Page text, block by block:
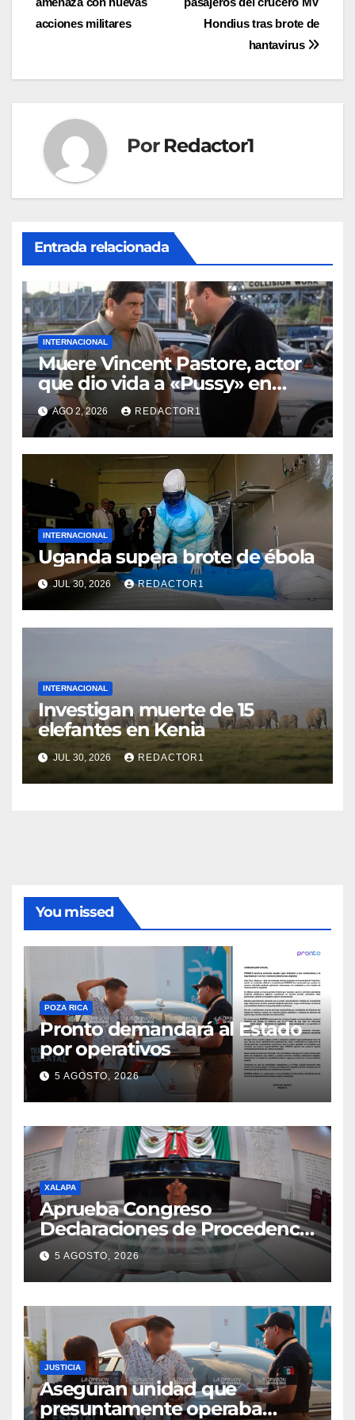
de
Hondius tras brote de
hantavirus
acciones militares
Por Redactor1
Entrada relacionada
INTERNACIONAL
Muere Vincent Pastore, actor
que dio vida a «Pussy» en
«Los Soprano»
AGO 2, 2026 REDACTOR1
INTERNACIONAL
Uganda supera brote de ébola
JUL 30, 2026 REDACTOR1
INTERNACIONAL
Investigan muerte de 15
elefantes en Kenia
JUL 30, 2026 REDACTOR1
You missed
POZA RICA
Pronto demandará al Estado
por operativos
5 AGOSTO, 2026
XALAPA
Aprueba Congreso
Declaraciones de Procedencia
en contra de dos munícipes
5 AGOSTO, 2026
JUSTICIA
Aseguran unidad que
presuntamente operaba